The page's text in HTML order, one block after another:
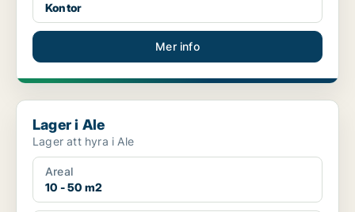
Kontor
Mer info
Lager i Ale
Lager i Ale
Lager att hyra i Ale
Areal
10 - 50 m2